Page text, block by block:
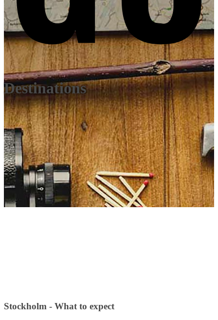
Destinations
Stockholm - What to expect